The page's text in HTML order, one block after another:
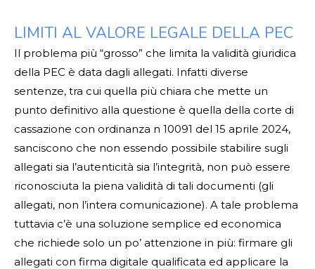
LIMITI AL VALORE LEGALE DELLA PEC
Il problema più “grosso” che limita la validità giuridica
della PEC è data dagli allegati. Infatti diverse
sentenze, tra cui quella più chiara che mette un
punto definitivo alla questione è quella della corte di
cassazione con ordinanza n 10091 del 15 aprile 2024,
sanciscono che non essendo possibile stabilire sugli
allegati sia l’autenticità sia l’integrità, non può essere
riconosciuta la piena validità di tali documenti (gli
allegati, non l’intera comunicazione). A tale problema
tuttavia c’è una soluzione semplice ed economica
che richiede solo un po’ attenzione in più: firmare gli
allegati con firma digitale qualificata ed applicare la